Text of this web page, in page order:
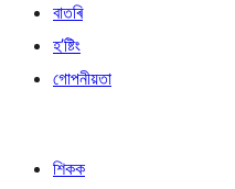
বাতৰি
হ’ষ্টিং
গোপনীয়তা
শিকক